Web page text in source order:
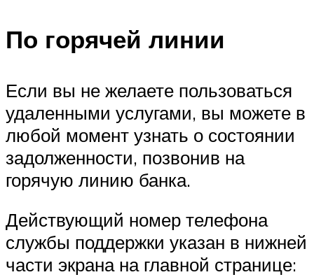
По горячей линии
Если вы не желаете пользоваться
удаленными услугами, вы можете в
любой момент узнать о состоянии
задолженности, позвонив на
горячую линию банка.
Действующий номер телефона
службы поддержки указан в нижней
части экрана на главной странице: